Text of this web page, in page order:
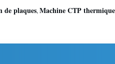
de plaques,Machine CTP